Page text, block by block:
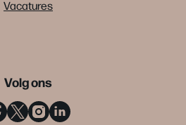
Vacatures
Volg ons